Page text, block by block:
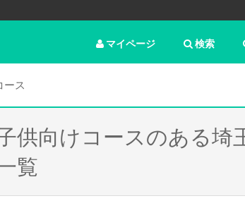
検索
マイページ
ース
供向けコースのある埼
覧